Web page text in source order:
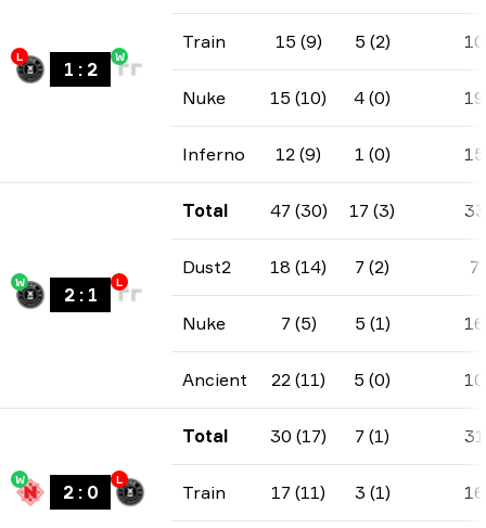
L
1 : 2
W
Train 15 (9) 5 (2) 10
Nuke 15 (10) 4 (0) 19
Inferno 12 (9) 1 (0) 15
W
2: 1
L
Total 47 (30) 17 (3) 33
Dust2 18 (14) 7 (2) 7
Nuke 7 (5) 5 (1) 16
Ancient 22 (11) 5 (0) 10
W
2: 0
L
Total 30 (17) 7 (1) 31
Train 17 (11) 3 (1) 16